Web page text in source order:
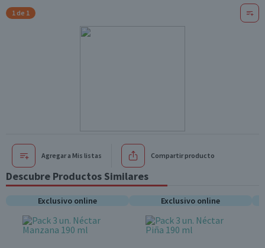
1 de 1
Agregar a Mis listas Compartir producto
Descubre Productos Similares
Exclusivo online Exclusivo online